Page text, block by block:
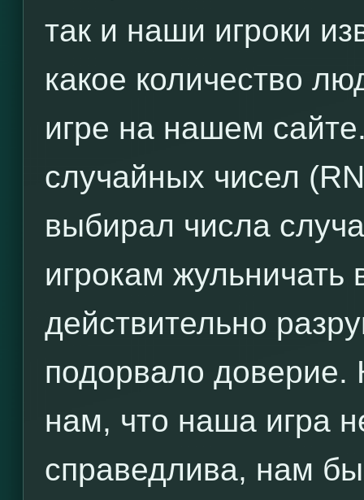
так и наши игроки
какое количество
игре на нашем
случайных чисел
выбирал числа
игрокам
действительно
подорвало доверие.
нам, что наша игра
справедлива, нам